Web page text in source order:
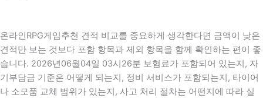
온라인RPG게임추천 견적 비교를 중요하게 생각한다면 금액이 낮은
견적만 보는 것보다 포함 항목과 제외 항목을 함께 확인하는 편이 좋
습니다. 2026년06월04일 03시26분 보험료가 포함되어 있는지, 자
기부담금 기준은 어떻게 되는지, 정비 서비스가 포함되는지, 타이어
나 소모품 교체 범위가 있는지, 사고 처리 절차는 어떤지에 따라 실